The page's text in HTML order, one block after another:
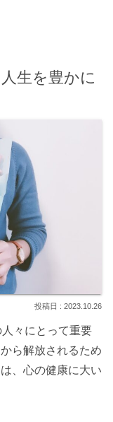
生を豊かに
2023.10.26
々にとって重要
ら解放されるため
、心の健康に大い